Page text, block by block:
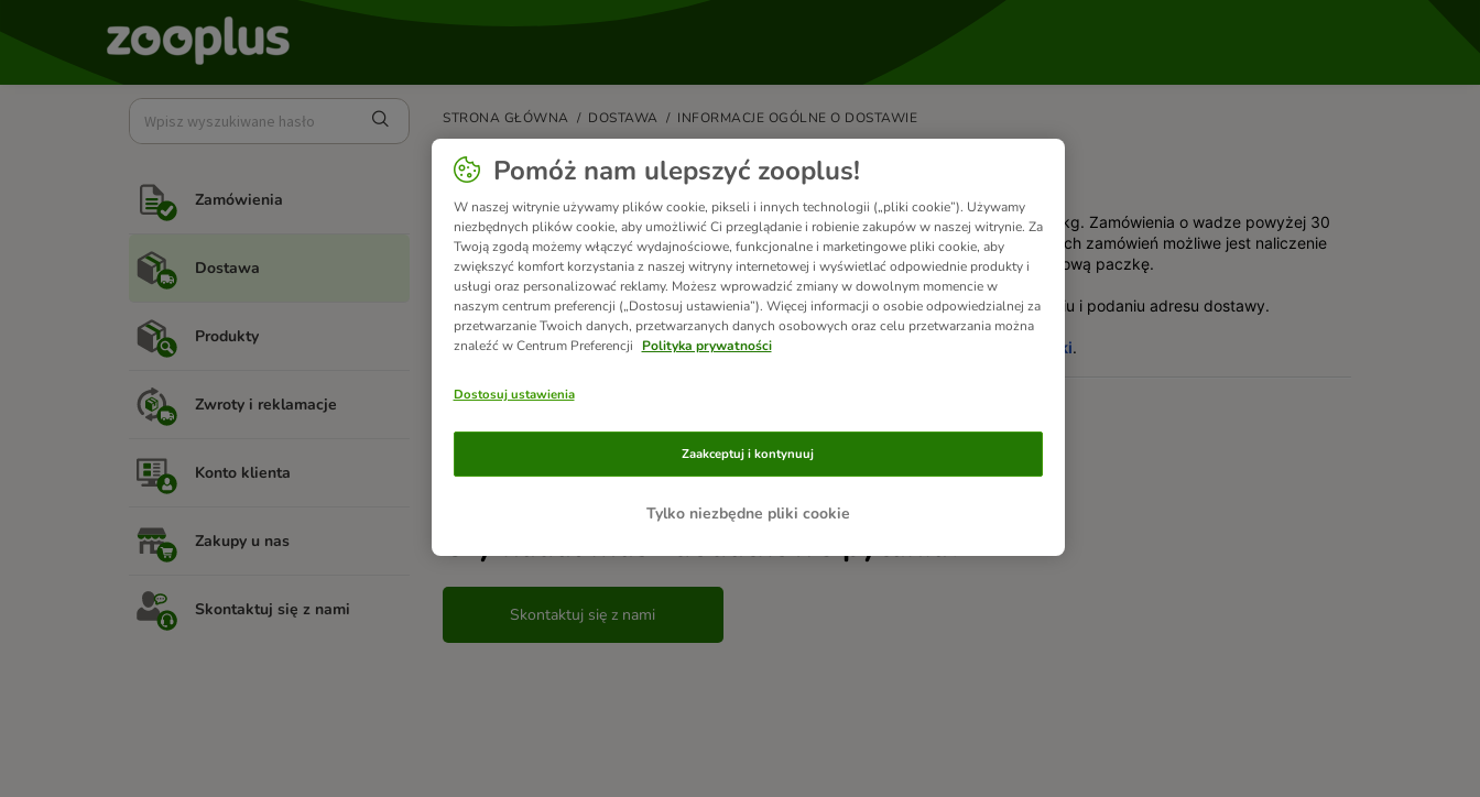
Zamówienia
Dostawa
Produkty
Zwroty i reklamacje
Konto klienta
Zakupy u nas
Skontaktuj się z nami
STRONA GŁÓWNA DOSTAWA INFORMACJE OGÓLNE O DOSTAWIE
Zamówienia o wadze powyżej 30 kg
Maksymalna waga każdej paczki, jaką możemy wysłać na adres domowy, wynosi 30 kg. Zamówienia o wadze powyżej 30
kg będą wysyłane w 2 lub więcej paczkach (w zależności od wagi). W przypadku takich zamówień możliwe jest naliczenie
opłaty manipulacyjnej na pokrycie dodatkowych kosztów w wysokości 9 zł za dodatkową paczkę.
Ostateczny koszt dostawy można zobaczyć w podglądzie zamówienia po zalogowaniu i podaniu adresu dostawy.
Szczegółowe informacje na temat kosztów przesyłki znajdziesz tutaj: Koszty przesyłki.
Czy nadal masz dodatkowe pytania?
Skontaktuj się z nami
Pomóż nam ulepszyć zooplus!
W naszej witrynie używamy plików cookie, pikseli i innych technologii („pliki cookie”). Używamy
niezbędnych plików cookie, aby umożliwić Ci przeglądanie i robienie zakupów w naszej witrynie. Za
Twoją zgodą możemy włączyć wydajnościowe, funkcjonalne i marketingowe pliki cookie, aby
zwiększyć komfort korzystania z naszej witryny internetowej i wyświetlać odpowiednie produkty i
usługi oraz personalizować reklamy. Możesz wprowadzić zmiany w dowolnym momencie w
naszym centrum preferencji („Dostosuj ustawienia”). Więcej informacji o osobie odpowiedzialnej za
przetwarzanie Twoich danych, przetwarzanych danych osobowych oraz celu przetwarzania można
znaleźć w Centrum Preferencji
Polityka prywatności
Dostosuj ustawienia
Tylko niezbędne pliki cookie
Zaakceptuj i kontynuuj